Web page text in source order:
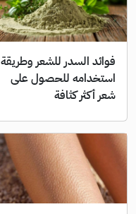
فوائد السدر للشعر وطريقة
استخدامه للحصول على
شعر أكثر كثافة